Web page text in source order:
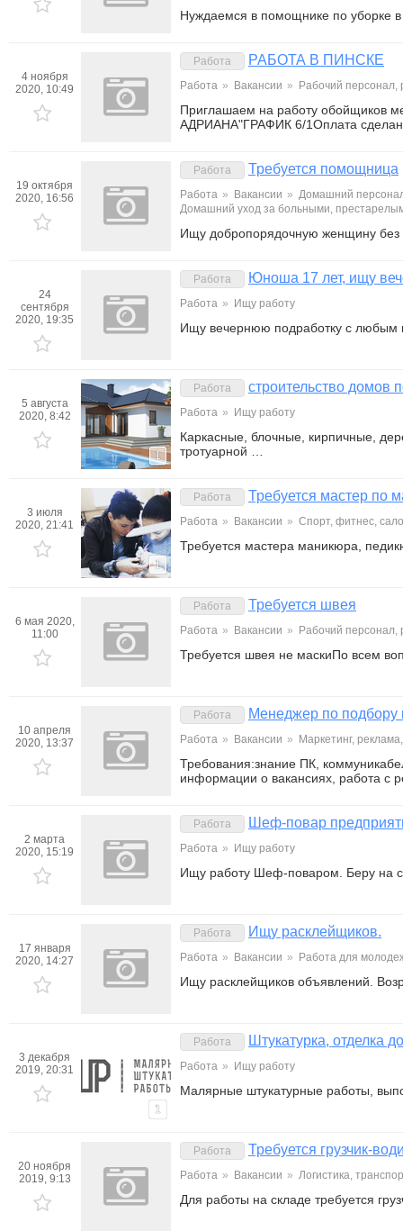
Нуждаемся в помощнике по уборке
4 ноября
2020, 10:49
Работа РАБОТА В ПИНСКЕ
Работа » Вакансии » Рабочий персонал,
Приглашаем на работу обойщиков
АДРИАНА"ГРАФИК 6/1Оплата
19 октября
2020, 16:56
Работа Требуется помощница
Работа » Вакансии » Домашний
Домашний уход за больными,
Ищу добропорядочную женщину без
24
сентября
2020, 19:35
Работа Юноша 17 лет, ищу
Работа » Ищу работу
Ищу вечернюю подработку с любым
5 августа
2020, 8:42
1
Работа строительство домов
Работа » Ищу работу
Каркасные, блочные, кирпичные,
тротуарной …
3 июля
2020, 21:41
1
Работа Требуется мастер по
Работа » Вакансии » Спорт, фитнес,
Требуется мастера маникюра,
6 мая 2020,
11:00
Работа Требуется швея
Работа » Вакансии » Рабочий персонал,
Требуется швея не маскиПо всем
10 апреля
2020, 13:37
Работа Менеджер по подбору
Работа » Вакансии » Маркетинг,
Требования:знание ПК,
информации о вакансиях, работа с
2 марта
2020, 15:19
Работа Шеф-повар
Работа » Ищу работу
Ищу работу Шеф-поваром. Беру на
17 января
2020, 14:27
Работа Ищу расклейщиков.
Работа » Вакансии » Работа для
Ищу расклейщиков объявлений.
3 декабря
2019, 20:31
1
Работа Штукатурка, отделка
Работа » Ищу работу
Малярные штукатурные работы,
20 ноября
2019, 9:13
Работа Требуется грузчик-
Работа » Вакансии » Логистика,
Для работы на складе требуется